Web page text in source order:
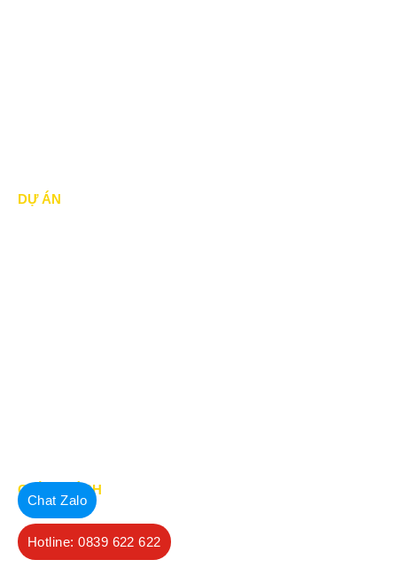
DỰ ÁN
CHÍNH SÁCH
Chính Sách & Điều khoản
Chính sách bảo mật
Chat Zalo
Hotline: 0839 622 622